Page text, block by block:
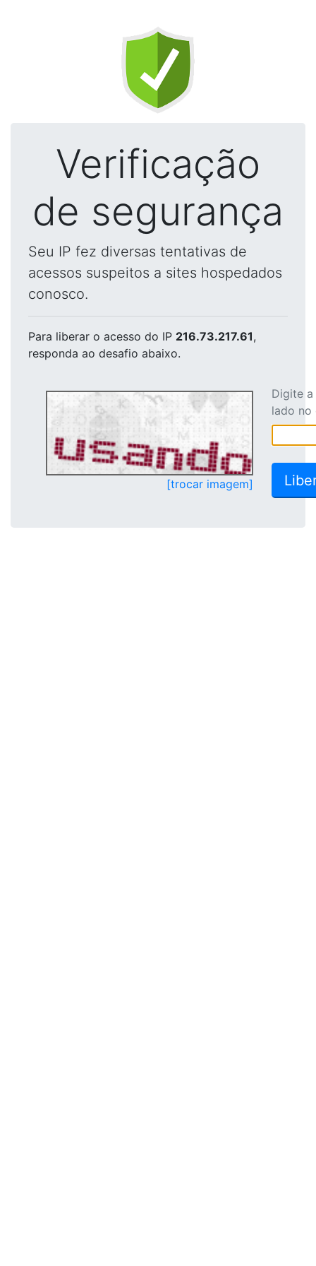
Verificação
de segurança
Seu IP fez diversas tentativas de
acessos suspeitos a sites hospedados
conosco.
Para liberar o acesso do IP 216.73.217.61,
responda ao desafio abaixo.
[trocar imagem]
Digite
lado no